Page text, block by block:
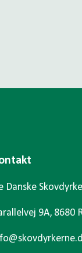
Danske
9A, 8680